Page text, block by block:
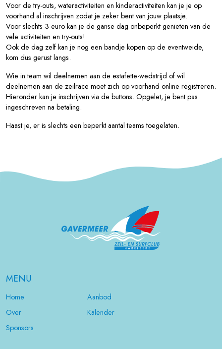
Voor de try-outs, wateractiviteiten en kinderactiviteiten kan je je op
voorhand al inschrijven zodat je zeker bent van jouw plaatsje.
Voor slechts 3 euro kan je de ganse dag onbeperkt genieten van de
vele activiteiten en try-outs!
Ook de dag zelf kan je nog een bandje kopen op de eventweide,
kom dus gerust langs.
Wie in team wil deelnemen aan de estafette-wedstrijd of wil
deelnemen aan de zeilrace moet zich op voorhand online registreren.
Hieronder kan je inschrijven via de buttons. Opgelet, je bent pas
ingeschreven na betaling.
Haast je, er is slechts een beperkt aantal teams toegelaten.
MENU
Home
Aanbod
Over
Kalender
Sponsors